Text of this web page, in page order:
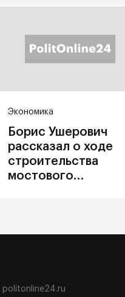
Экономика
Борис Ушерович
рассказал о ходе
строительства
мостового
politonline24.ru